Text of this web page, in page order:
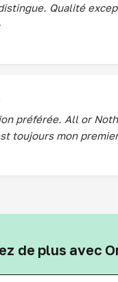
Qualité
préférée. All or
toujours mon
de plus avec